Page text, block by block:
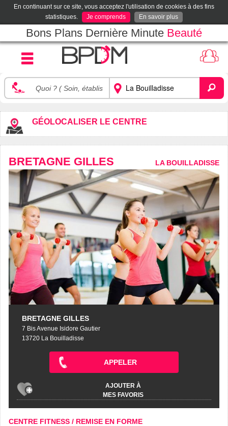
En continuant sur ce site, vous acceptez l'utilisation de cookies à des fins
statistiques.
Je comprends En savoir plus
Bons Plans Dernière Minute Beauté
GÉOLOCALISER LE CENTRE
BRETAGNE GILLES LA BOUILLADISSE
BRETAGNE GILLES
7 Bis Avenue Isidore Gautier
13720 La Bouilladisse
APPELER
AJOUTER À
MES FAVORIS
CENTRE FITNESS / REMISE EN FORME